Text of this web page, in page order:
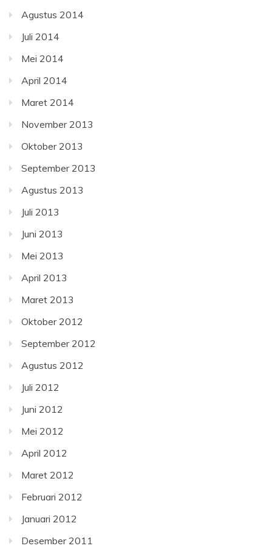
Agustus 2014
Juli 2014
Mei 2014
April 2014
Maret 2014
November 2013
Oktober 2013
September 2013
Agustus 2013
Juli 2013
Juni 2013
Mei 2013
April 2013
Maret 2013
Oktober 2012
September 2012
Agustus 2012
Juli 2012
Juni 2012
Mei 2012
April 2012
Maret 2012
Februari 2012
Januari 2012
Desember 2011